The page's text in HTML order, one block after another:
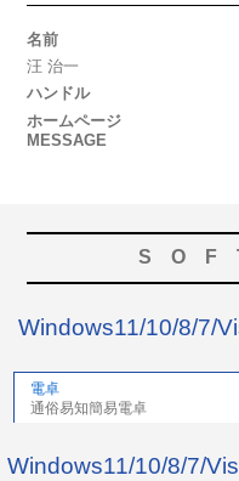
名前
汪 治一
ハンドル
ホームページ
MESSAGE
Windows11/10/8/7/
電卓
通俗易知簡易電卓
Windows11/10/8/7/